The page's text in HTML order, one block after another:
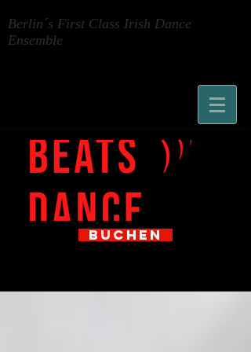
Berlin´s First Class Irish Dance
Ensemble
BUCHEN